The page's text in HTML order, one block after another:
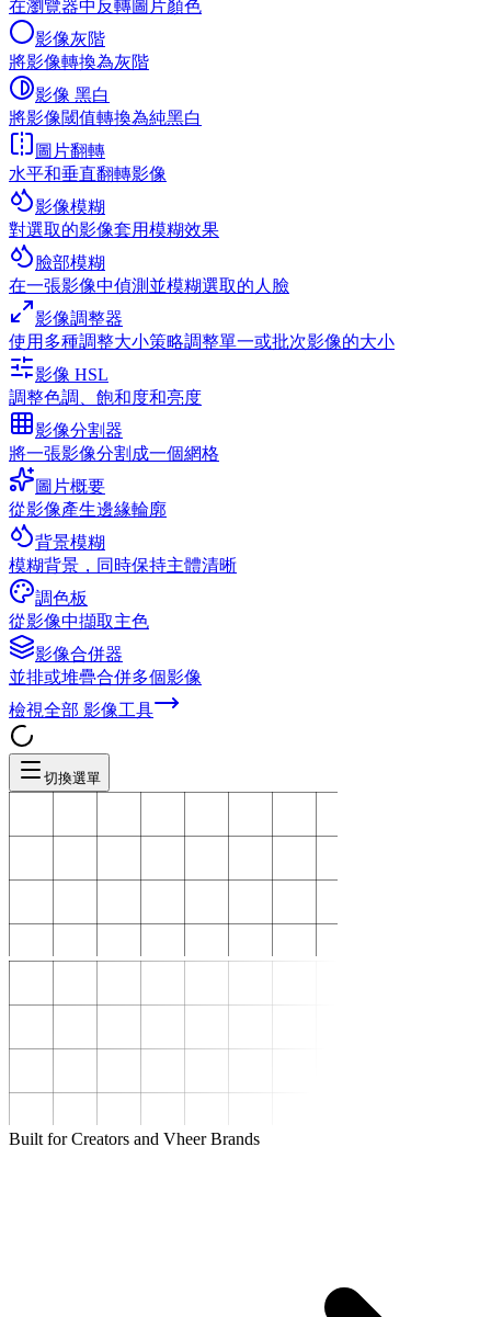
在瀏覽器中反轉圖片顏色
影像灰階
將影像轉換為灰階
影像 黑白
將影像閾值轉換為純黑白
圖片翻轉
水平和垂直翻轉影像
影像模糊
對選取的影像套用模糊效果
臉部模糊
在一張影像中偵測並模糊選取的人臉
影像調整器
使用多種調整大小策略調整單一或批次影像的大小
影像 HSL
調整色調、飽和度和亮度
影像分割器
將一張影像分割成一個網格
圖片概要
從影像產生邊緣輪廓
背景模糊
模糊背景，同時保持主體清晰
調色板
從影像中擷取主色
影像合併器
並排或堆疊合併多個影像
檢視全部 影像工具
切換選單
Built for Creators and Vheer Brands